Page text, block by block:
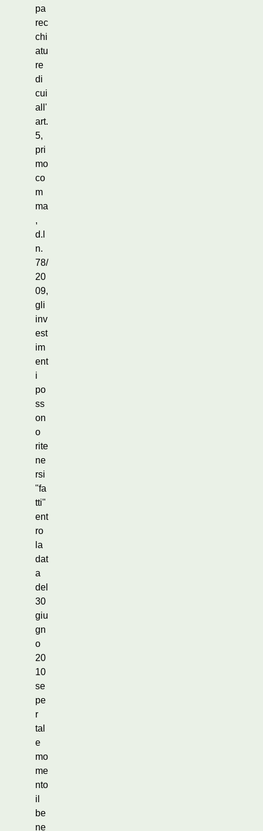
pa
rec
chi
atu
re
di
cui
all'
art.
5,
pri
mo
co
m
ma
,
d.l
n.
78/
20
09,
gli
inv
est
im
ent
i
po
ss
on
o
rite
ne
rsi
"fa
tti"
ent
ro
la
dat
a
del
30
giu
gn
o
20
10
se
pe
r
tal
e
mo
me
nto
il
be
ne